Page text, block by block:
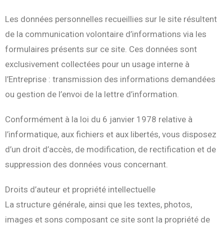
Les données personnelles recueillies sur le site résultent
de la communication volontaire d’informations via les
formulaires présents sur ce site. Ces données sont
exclusivement collectées pour un usage interne à
l’Entreprise : transmission des informations demandées
ou gestion de l’envoi de la lettre d’information.
Conformément à la loi du 6 janvier 1978 relative à
l’informatique, aux fichiers et aux libertés, vous disposez
d’un droit d’accès, de modification, de rectification et de
suppression des données vous concernant.
Droits d’auteur et propriété intellectuelle
La structure générale, ainsi que les textes, photos,
images et sons composant ce site sont la propriété de